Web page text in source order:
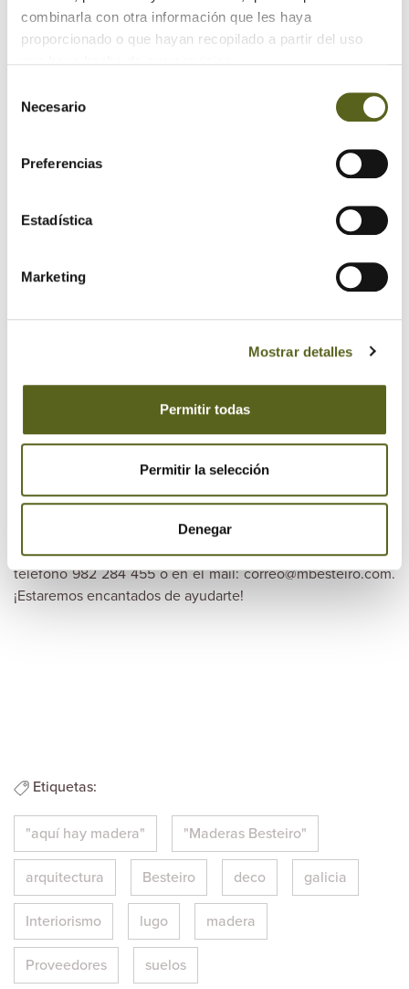
combinarla con otra información que les haya
proporcionado o que hayan recopilado a partir del uso
Necesario
Preferencias
Estadística
Marketing
Mostrar detalles
Permitir todas
Permitir la selección
Denegar
sostenibilidad.
las necesidades. Si tienes dudas sobre cuál elegir para tu
hogar o negocio, nuestro equipo de profesionales te puede
aconsejar. Puedes ponerte en contacto con nosotros en el
teléfono 982 284 455 o en el mail: correo@mbesteiro.com.
¡Estaremos encantados de ayudarte!
Etiquetas:
"aquí hay madera" "Maderas Besteiro"
arquitectura Besteiro deco galicia
Interiorismo lugo madera
Proveedores suelos